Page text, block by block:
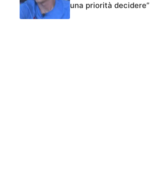
una priorità decidere”